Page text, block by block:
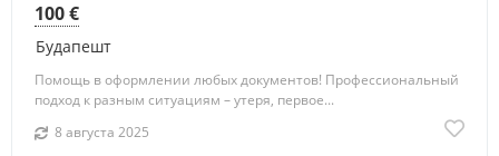
Будапешт
100 €
Помощь в оформлении любых документов! Профессиональный
подход к разным ситуациям – утеря, первое...
8 августа 2025